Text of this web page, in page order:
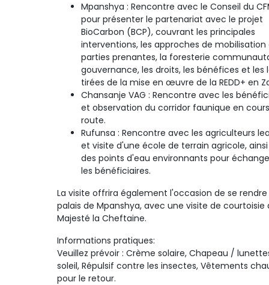
Mpanshya : Rencontre avec le Conseil du
pour présenter le partenariat avec le projet
BioCarbon (BCP), couvrant les principales
interventions, les approches de mobilisation
parties prenantes, la foresterie
gouvernance, les droits, les bénéfices et les
tirées de la mise en œuvre de la REDD+ en
Chansanje VAG : Rencontre avec les
et observation du corridor faunique en
route.
Rufunsa : Rencontre avec les agriculteurs
et visite d'une école de terrain agricole,
des points d'eau environnants pour
les bénéficiaires.
La visite offrira également l'occasion de se
palais de Mpanshya, avec une visite de courtoisie
Majesté la Cheftaine.
Informations pratiques:
Veuillez prévoir : Crème solaire, Chapeau /
soleil, Répulsif contre les insectes, Vêtements
pour le retour.